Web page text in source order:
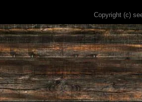
Copyright (c)